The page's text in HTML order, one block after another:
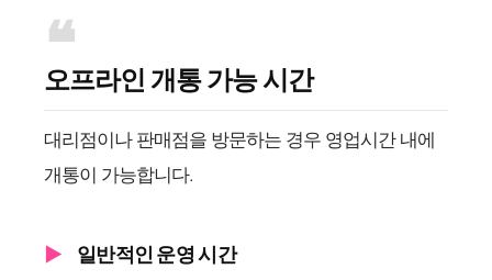
오프라인 개통 가능 시간
대리점이나 판매점을 방문하는 경우 영업시간 내에
개통이 가능합니다.
일반적인 운영 시간